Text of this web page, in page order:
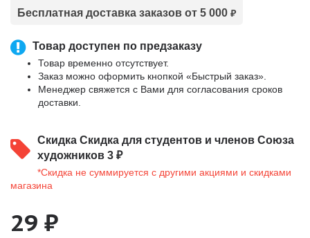
Бесплатная доставка заказов от 5 000 ₽
Товар доступен по предзаказу
Товар временно отсутствует.
Заказ можно оформить кнопкой «Быстрый заказ».
Менеджер свяжется с Вами для согласования сроков
доставки.
Скидка Скидка для студентов и членов Союза
художников 3 ₽
*Скидка не суммируется с другими акциями и скидками
магазина
29 ₽